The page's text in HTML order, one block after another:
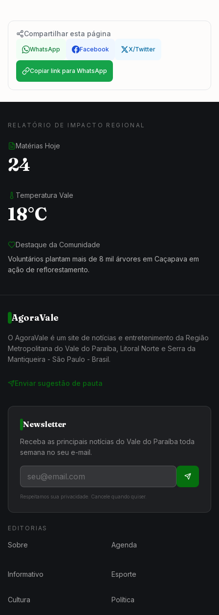
Compartilhar esta página
WhatsApp Facebook X/Twitter
Copiar link para WhatsApp
RELATÓRIO DE IMPACTO REGIONAL
Matérias Hoje
24
Temperatura Vale
18°C
Destaque da Comunidade
Voluntários plantam mais de 8 mil árvores em Caçapava em
ação de reflorestamento.
AgoraVale
O AgoraVale é um site de notícias e entretenimento da Região
Metropolitana do Vale do Paraíba, Litoral Norte e Serra da
Mantiqueira - São Paulo - Brasil.
Enviar sugestão de pauta
Newsletter
Receba as principais notícias do Vale do Paraíba toda
semana no seu e-mail.
Respeitamos sua privacidade. Cancele quando quiser.
EDITORIAS
Sobre Agenda
Informativo Esporte
Cultura Política